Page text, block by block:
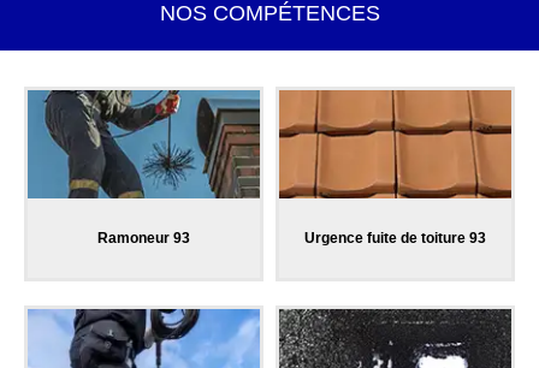
NOS COMPÉTENCES
Ramoneur 93 Urgence fuite de toiture 93